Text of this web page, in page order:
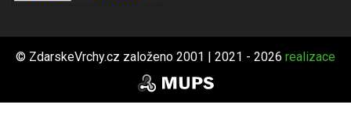
© ZdarskeVrchy.cz založeno 2001 | 2021 - 2026 realizace